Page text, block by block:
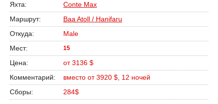
Conte Max
Baa Atoll / Hanifaru
Male
15
от 3136 $
вместо от 3920 $, 12 ночей
284$